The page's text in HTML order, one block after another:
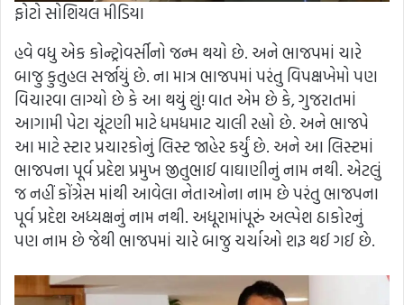
ફોટો સોશિયલ મીડિયા
હવે વધુ એક કોન્ટ્રોવર્સીનો જન્મ થયો છે. અને ભાજપમાં ચારે
બાજુ કુતુહલ સર્જાયું છે. ના માત્ર ભાજપમાં પરંતુ વિપક્ષખેમો પણ
વિચારવા લાગ્યો છે કે આ થયું શું! વાત એમ છે કે, ગુજરાતમાં
આગામી પેટા ચૂંટણી માટે ધમધમાટ ચાલી રહ્યો છે. અને ભાજપે
આ માટે સ્ટાર પ્રચારકોનું લિસ્ટ જાહેર કર્યું છે. અને આ લિસ્ટમાં
ભાજપના પૂર્વ પ્રદેશ પ્રમુખ જીતુભાઈ વાઘાણીનું નામ નથી. એટલું
જ નહીં કોંગ્રેસ માંથી આવેલા નેતાઓના નામ છે પરંતુ ભાજપના
પૂર્વ પ્રદેશ અધ્યક્ષનું નામ નથી. અધૂરામાંપૂરું અલ્પેશ ઠાકોરનું
પણ નામ છે જેથી ભાજપમાં ચારે બાજુ ચર્ચાઓ શરૂ થઈ ગઈ છે.